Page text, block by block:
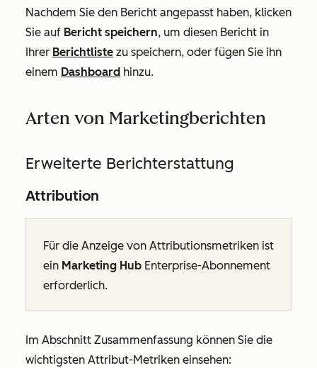
Nachdem Sie den Bericht angepasst haben, klicken
Sie auf Bericht speichern, um diesen Bericht in
Ihrer Berichtliste zu speichern, oder fügen Sie ihn
einem Dashboard hinzu.
Arten von Marketingberichten
Erweiterte Berichterstattung
Attribution
Für die Anzeige von Attributionsmetriken ist
ein Marketing Hub Enterprise-Abonnement
erforderlich.
Im Abschnitt Zusammenfassung können Sie die
wichtigsten Attribut-Metriken einsehen: